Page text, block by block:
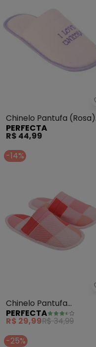
Chinelo Pantufa (Rosa)
em Tecido
PERFECTA
R$ 44,99
-14%
Chinelo Pantufa
(Quadriculado) em
Tecido Estampado
PERFECTA
R$ 29,99R$ 34,99
-25%